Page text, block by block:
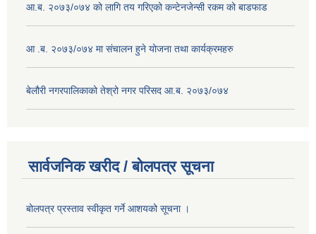
आ.ब. २०७३/०७४ को लागि तय गरिएको कन्टेनजेन्सी रकम को बाडफाड
आ .ब. २०७३/०७४ मा संचालन हुने योजना तथा कार्यक्रमहरु
बेलौरी नगरपालिकाको तेश्रो नगर परिसद आ.ब. २०७३/०७४
सार्वजनिक खरीद / बोलपत्र सूचना
बोलपत्र प्रस्ताव स्वीकृत गर्ने आशयको सूचना ।